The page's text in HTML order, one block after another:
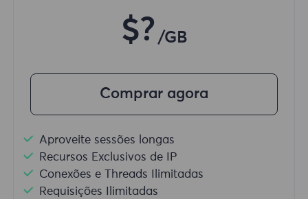
$? /GB
Comprar agora
Aproveite sessões longas
Recursos Exclusivos de IP
Conexões e Threads Ilimitadas
Requisições Ilimitadas